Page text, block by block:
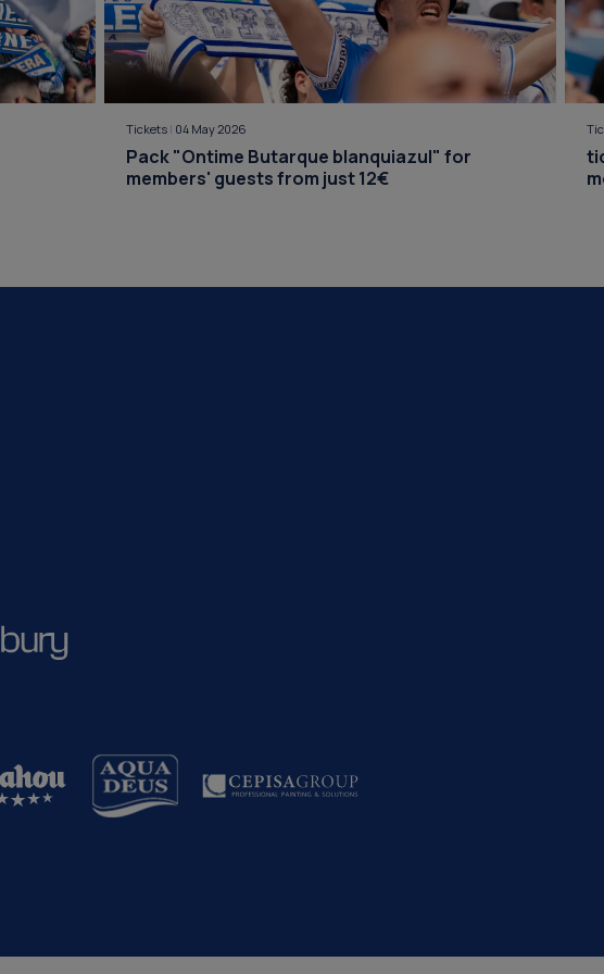
Tickets | 04 May 2026
Pack "Ontime Butarque blanquiazul" for
members' guests from just 12€